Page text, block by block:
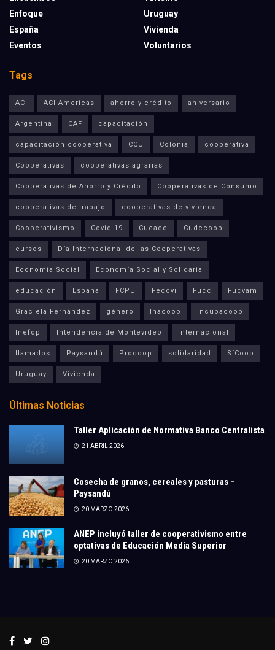
Enfoque
España
Eventos
Uruguay
Vivienda
Voluntarios
Tags
ACI ACI Americas ahorro y crédito aniversario
Argentina CAF capacitación
capacitación cooperativa CCU Colonia cooperativa
Cooperativas cooperativas agrarias
Cooperativas de Ahorro y Crédito Cooperativas de Consumo
cooperativas de trabajo cooperativas de vivienda
Cooperativismo Covid-19 Cucacc Cudecoop
cursos Día Internacional de las Cooperativas
Economía Social Economía Social y Solidaria
educación España FCPU Fecovi Fucc Fucvam
Graciela Fernández género Inacoop Incubacoop
Inefop Intendencia de Montevideo Internacional
llamados Paysandú Procoop solidaridad SíCoop
Uruguay Vivienda
Últimas Noticias
Taller Aplicación de Normativa Banco Centralista
21 ABRIL 2026
Cosecha de granos, cereales y pasturas –
Paysandú
20 MARZO 2026
ANEP incluyó taller de cooperativismo entre
optativas de Educación Media Superior
20 MARZO 2026